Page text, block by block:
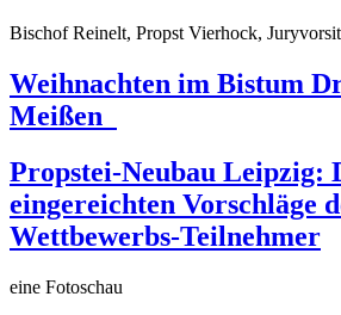
Bischof Reinelt, Propst Vierhock,
Weihnachten im Bistum
Meißen
Propstei-Neubau Leipzig:
eingereichten Vorschläge
Wettbewerbs-Teilnehmer
eine Fotoschau